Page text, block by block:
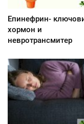
Епинефрин-
хормон и
невротрансмитер